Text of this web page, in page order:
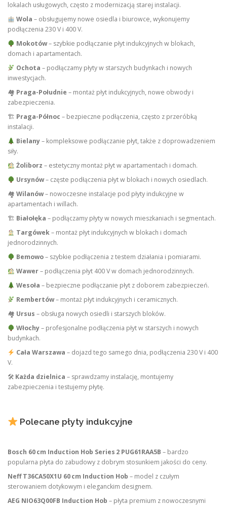
lokalach usługowych, często z modernizacją starej instalacji.
Wola – obsługujemy nowe osiedla i biurowce, wykonujemy
podłączenia 230 V i 400 V.
Mokotów– szybkie podłączanie płyt indukcyjnych w blokach,
domach i apartamentach.
Ochota – podłączamy płyty w starszych budynkach i nowych
inwestycjach.
🏘 Praga-Południe – montaż płyt indukcyjnych, nowe obwody i
zabezpieczenia.
🏗 Praga-Północ – bezpieczne podłączenia, często z przeróbką
instalacji.
Bielany– kompleksowe podłączanie płyt, także z doprowadzeniem
siły.
Żoliborz – estetyczny montaż płyt w apartamentach i domach.
Ursynów– częste podłączenia płyt w blokach i nowych osiedlach.
🏘 Wilanów– nowoczesne instalacje pod płyty indukcyjne w
apartamentach i willach.
🏗 Białołęka – podłączamy płyty w nowych mieszkaniach i segmentach.
Targówek– montaż płyt indukcyjnych w blokach i domach
jednorodzinnych.
Bemowo– szybkie podłączenia z testem działania i pomiarami.
Wawer– podłączenia płyt 400 V w domach jednorodzinnych.
Wesoła – bezpieczne podłączanie płyt z doborem zabezpieczeń.
Rembertów– montaż płyt indukcyjnych i ceramicznych.
🏘 Ursus – obsługa nowych osiedli i starszych bloków.
Włochy– profesjonalne podłączenia płyt w starszych i nowych
budynkach.
Cała Warszawa – dojazd tego samego dnia, podłączenia 230 V i 400
V.
🛠 Każda dzielnica – sprawdzamy instalację, montujemy
zabezpieczenia i testujemy płytę.
Polecane płyty indukcyjne
Bosch 60 cm Induction Hob Series 2 PUG61RAA5B – bardzo
popularna płyta do zabudowy z dobrym stosunkiem jakości do ceny.
Neff T36CA50X1U 60 cm Induction Hob – model z czułym
sterowaniem dotykowym i eleganckim designem.
AEG NIO63Q00FB Induction Hob – płyta premium z nowoczesnymi